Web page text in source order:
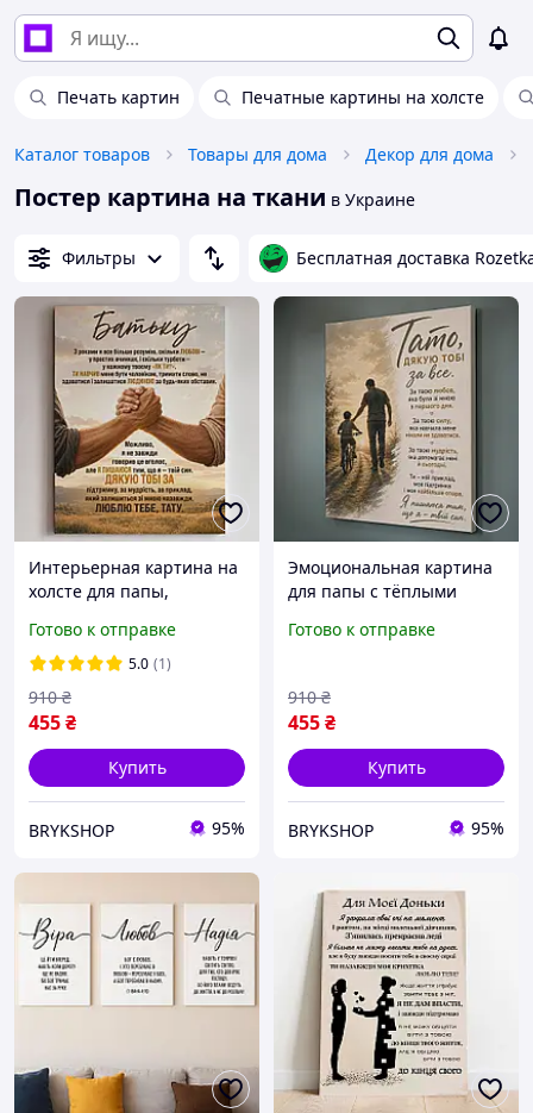
Печать картин Печатные картины на холсте
Каталог товаров Товары для дома Декор для дома
Постер картина на ткани в Украине
Фильтры Бесплатная доставка
Интерьерная картина на
холсте для папы,
от сына для отца, постер
со словами
благодарности для папы
Готово к отправке
5.0 (1)
455₴
910 ₴
Купить
BRYKSHOP 95%
Эмоциональная картина
для папы с тёплыми
подарок от сына отцу на
постер на холсте
Готово к отправке
455₴
910 ₴
Купить
BRYKSHOP 95%